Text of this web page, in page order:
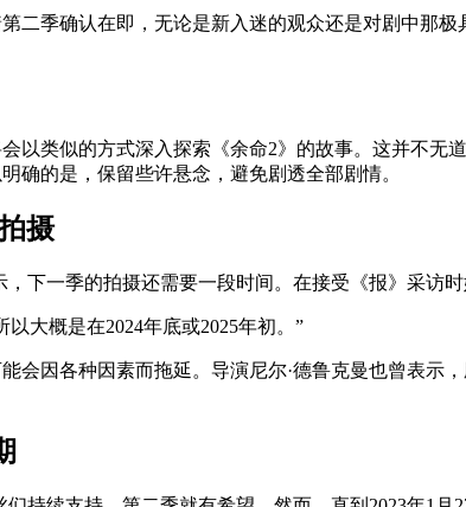
二季确认在即，无论是新入迷的观众还是对剧中那
以类似的方式深入探索《余命2》的故事。这并不无
确的是，保留些许悬念，避免剧透全部剧情。
摄
下一季的拍摄还需要一段时间。在接受《报》采访时
大概是在2024年底或2025年初。”
会因各种因素而拖延。导演尼尔·德鲁克曼也曾表示